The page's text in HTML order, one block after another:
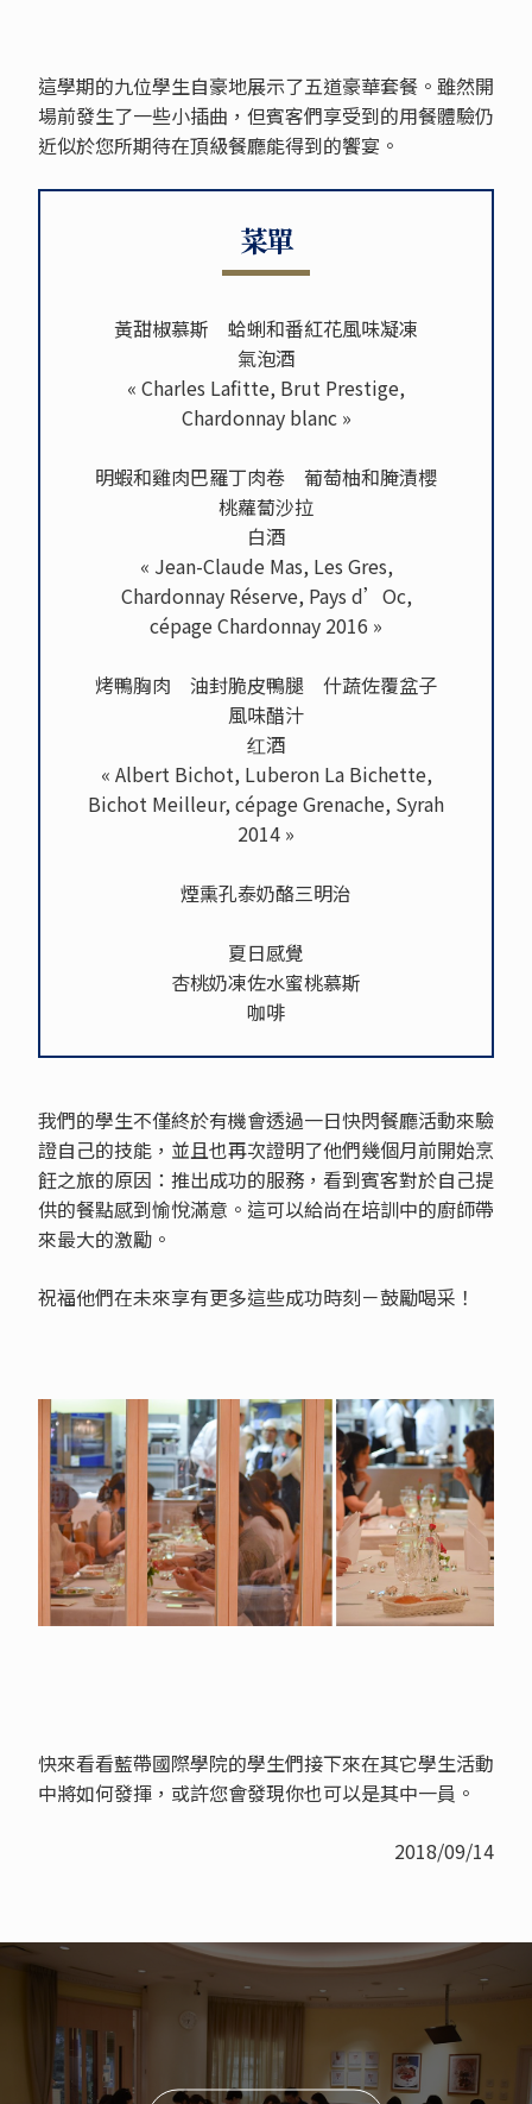
這學期的九位學生自豪地展示了五道豪華套餐。雖然開
場前發生了一些小插曲，但賓客們享受到的用餐體驗仍
近似於您所期待在頂級餐廳能得到的饗宴。
菜單
黃甜椒慕斯 蛤蜊和番紅花風味凝凍
氣泡酒
« Charles Lafitte, Brut Prestige,
Chardonnay blanc »
明蝦和雞肉巴羅丁肉卷 葡萄柚和腌漬櫻
桃蘿蔔沙拉
白酒
« Jean-Claude Mas, Les Gres,
Chardonnay Réserve, Pays d’Oc,
cépage Chardonnay 2016 »
烤鴨胸肉 油封脆皮鴨腿 什蔬佐覆盆子
風味醋汁
红酒
« Albert Bichot, Luberon La Bichette,
Bichot Meilleur, cépage Grenache, Syrah
2014 »
煙熏孔泰奶酪三明治
夏日感覺
杏桃奶凍佐水蜜桃慕斯
咖啡
我們的學生不僅終於有機會透過一日快閃餐廳活動來驗
證自己的技能，並且也再次證明了他們幾個月前開始烹
飪之旅的原因：推出成功的服務，看到賓客對於自己提
供的餐點感到愉悅滿意。這可以給尚在培訓中的廚師帶
來最大的激勵。
祝福他們在未來享有更多這些成功時刻－鼓勵喝采！
快來看看藍帶國際學院的學生們接下來在其它學生活動
中將如何發揮，或許您會發現你也可以是其中一員。
2018/09/14